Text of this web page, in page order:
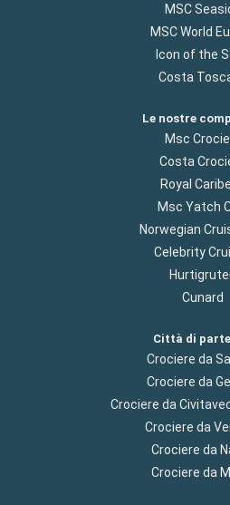
MSC
MSC World
Icon of the
Costa
Le nostre
Msc
Costa
Royal
Msc Yatch
Norwegian
Celebrity
Cunard
Città di
Crociere da
Crociere da
Crociere da
Crociere da
Crociere da
Crociere da